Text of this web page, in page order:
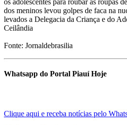
os adolescentes para roubar as roupas
dos meninos levou golpes de faca na
levados a Delegacia da Criança e do
Ceilândia
Fonte: Jornaldebrasilia
Whatsapp do Portal Piauí Hoje
Clique aqui e receba notícias pelo